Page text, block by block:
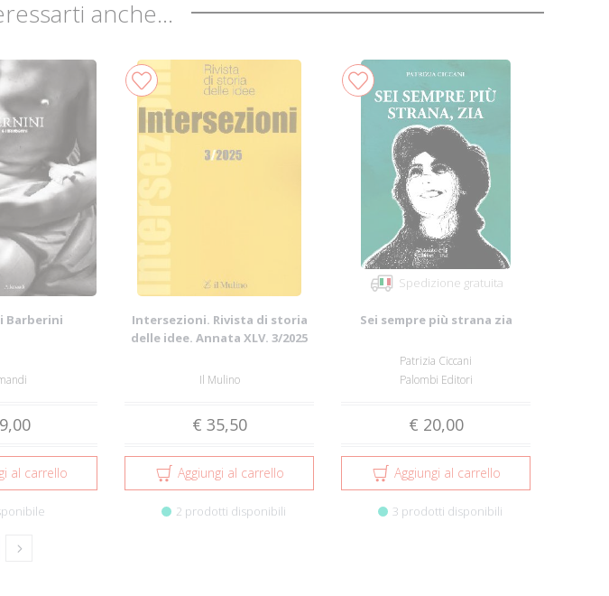
anche...
Barberini
al carrello
Intersezioni. Rivista di storia
delle idee. Annata XLV. 3/2025
Il Mulino
€ 35,50
Aggiungi al carrello
2 prodotti disponibili
Spedizione gratuita
Sei sempre più strana zia
Patrizia Ciccani
Palombi Editori
€ 20,00
Aggiungi al carrello
3 prodotti disponibili